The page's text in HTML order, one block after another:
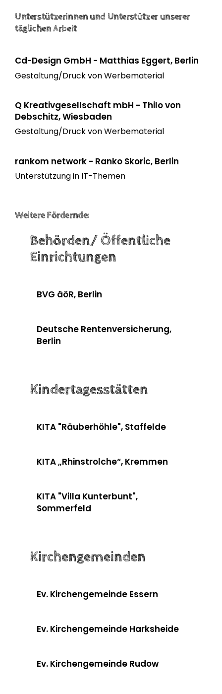
Euro. Die
besondere
nachhaltig
erfüllte
wirken
können.
e.V. Der
Erlös hilft,
erkrankter
zu
erfüllen.
würdigt
Vereins
für
erkrankte
und
Unterstützerinnen und Unterstützer unserer
täglichen Arbeit
Cd-Design GmbH - Matthias Eggert, Berlin
Gestaltung/Druck von Werbematerial
Q Kreativgesellschaft mbH - Thilo von
Debschitz, Wiesbaden
Gestaltung/Druck von Werbematerial
rankom network - Ranko Skoric, Berlin
Unterstützung in IT-Themen
Weitere Fördernde:
Behörden/ Öffentliche
Einrichtungen
BVG äöR, Berlin
Deutsche Rentenversicherung,
Berlin
Kindertagesstätten
KITA "Räuberhöhle", Staffelde
KITA „Rhinstrolche“, Kremmen
KITA "Villa Kunterbunt",
Sommerfeld
Kirchengemeinden
Ev. Kirchengemeinde Essern
Ev. Kirchengemeinde Harksheide
Ev. Kirchengemeinde Rudow